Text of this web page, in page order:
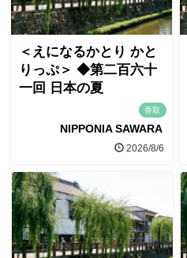
＜えになるかとり かと
りっぷ＞ ◆第二百六十
一回 日本の夏
香取
NIPPONIA SAWARA
2026/8/6